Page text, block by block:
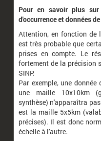
Affichage de1à 25sur 42
Nom latin
Cisticola juncidis
Elanus caeruleus
Leiothrix lutea
Sylvia undata
Pour en savoir plus sur
d'occurrence et données
Attention, en fonction de
est très probable que
prises en compte. Le
fortement de la précision
SINP.
Par exemple, une
une maille 10x10km
synthèse) n'apparaîtra
est la maille 5x5km
précises). Il est donc
échelle à l'autre.